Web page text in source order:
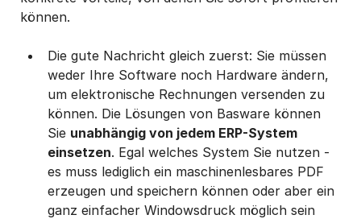
können.
Die gute Nachricht gleich zuerst: Sie müssen
weder Ihre Software noch Hardware ändern,
um elektronische Rechnungen versenden zu
können. Die Lösungen von Basware können
Sie unabhängig von jedem ERP-System
einsetzen. Egal welches System Sie nutzen -
es muss lediglich ein maschinenlesbares PDF
erzeugen und speichern können oder aber ein
ganz einfacher Windowsdruck möglich sein